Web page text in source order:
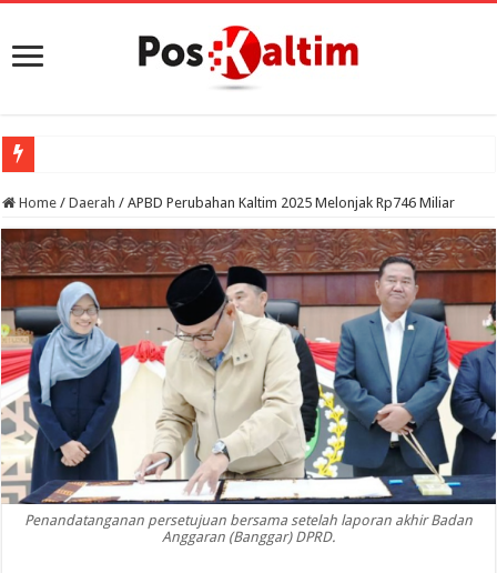
Home / Daerah / APBD Perubahan Kaltim 2025 Melonjak Rp746 Miliar
Penandatanganan persetujuan bersama setelah laporan akhir Badan
Anggaran (Banggar) DPRD.